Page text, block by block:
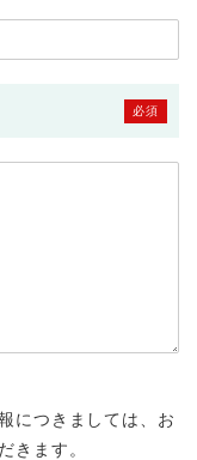
必須
につきましては、お
きます。